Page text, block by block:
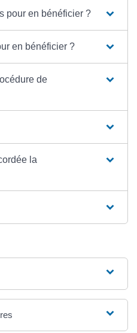
pour en bénéficier ?
en bénéficier ?
de
la